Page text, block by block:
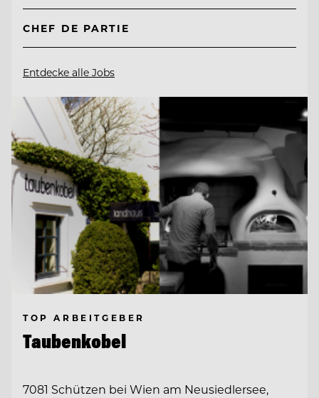
CHEF DE PARTIE
Entdecke alle Jobs
TOP ARBEITGEBER
Taubenkobel
7081 Schützen bei Wien am Neusiedlersee,